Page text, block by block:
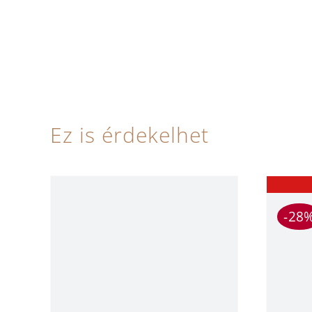
Ez is érdekelhet
-